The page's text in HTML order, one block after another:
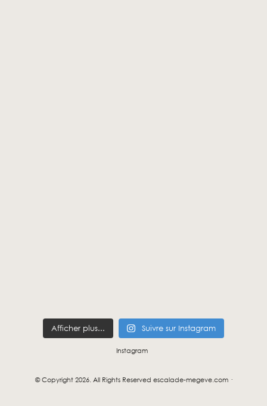
Afficher plus... Suivre sur Instagram
Instagram
© Copyright 2026. All Rights Reserved escalade-megeve.com ·